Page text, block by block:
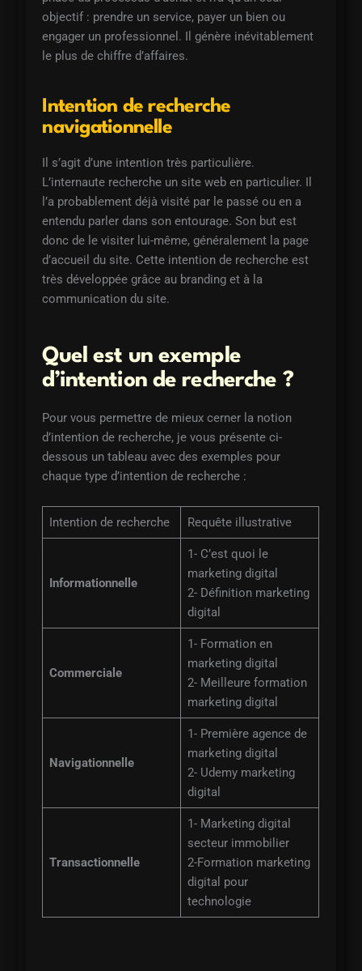
objectif : prendre un service, payer un bien ou
engager un professionnel. Il génère inévitablement
le plus de chiffre d’affaires.
Intention de recherche
navigationnelle
Il s’agit d’une intention très particulière.
L’internaute recherche un site web en particulier. Il
l’a probablement déjà visité par le passé ou en a
entendu parler dans son entourage. Son but est
donc de le visiter lui-même, généralement la page
d’accueil du site. Cette intention de recherche est
très développée grâce au branding et à la
communication du site.
Quel est un exemple
d’intention de recherche ?
Pour vous permettre de mieux cerner la notion
d’intention de recherche, je vous présente ci-
dessous un tableau avec des exemples pour
chaque type d’intention de recherche :
Intention de recherche Requête illustrative
Informationnelle
1- C’est quoi le
marketing digital
2- Définition marketing
digital
Commerciale
1- Formation en
marketing digital
2- Meilleure formation
marketing digital
Navigationnelle
1- Première agence de
marketing digital
2- Udemy marketing
digital
Transactionnelle
1- Marketing digital
secteur immobilier
2-Formation marketing
digital pour
technologie